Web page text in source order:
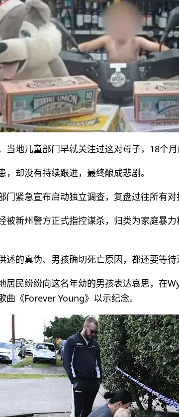
当地儿童部门早就关注过这对母子，18个月
，却没有持续跟进，最终酿成悲剧。
门紧急宣布启动独立调查，复盘过往所有对
被新州警方正式指控谋杀，归类为家庭暴
述的真伪、男孩确切死亡原因，都还要等待
居民纷纷向这名年幼的男孩表达哀思，在
曲《Forever Young》以示纪念。